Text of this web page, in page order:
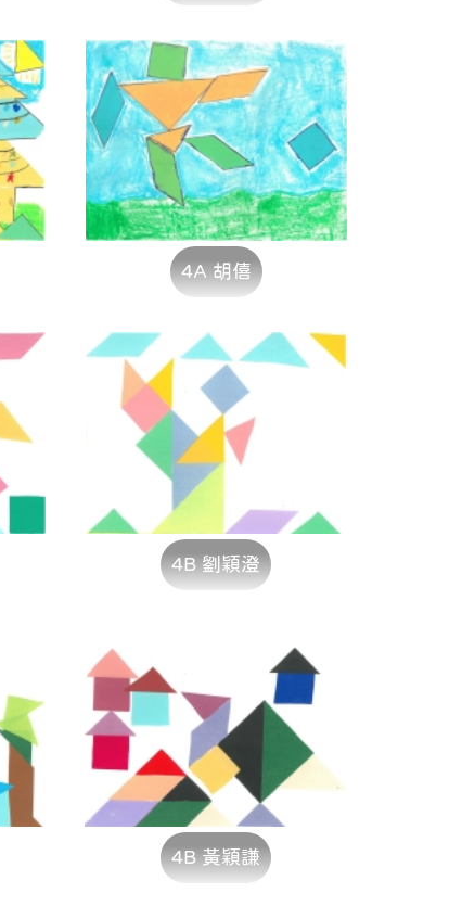
4A 胡僖
4B 劉穎澄
4B 黃穎謙